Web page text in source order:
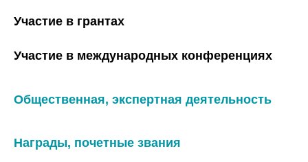
Участие в грантах
Участие в международных конференциях
Общественная, экспертная деятельность
Награды, почетные звания